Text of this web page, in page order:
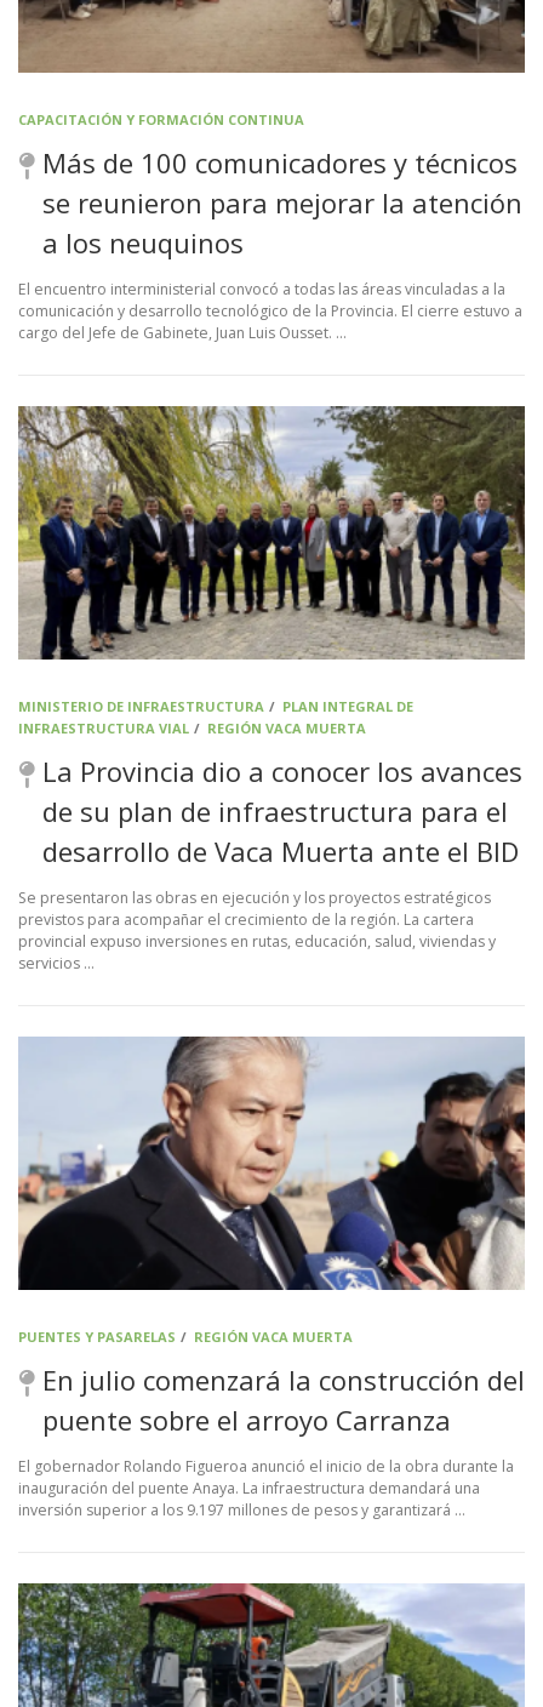
CAPACITACIÓN Y FORMACIÓN CONTINUA
Más de 100 comunicadores y técnicos
se reunieron para mejorar la atención
a los neuquinos
El encuentro interministerial convocó a todas las áreas vinculadas a la
comunicación y desarrollo tecnológico de la Provincia. El cierre estuvo a
cargo del Jefe de Gabinete, Juan Luis Ousset. …
MINISTERIO DE INFRAESTRUCTURA / PLAN INTEGRAL DE
INFRAESTRUCTURA VIAL / REGIÓN VACA MUERTA
La Provincia dio a conocer los avances
de su plan de infraestructura para el
desarrollo de Vaca Muerta ante el BID
Se presentaron las obras en ejecución y los proyectos estratégicos
previstos para acompañar el crecimiento de la región. La cartera
provincial expuso inversiones en rutas, educación, salud, viviendas y
servicios …
PUENTES Y PASARELAS / REGIÓN VACA MUERTA
En julio comenzará la construcción del
puente sobre el arroyo Carranza
El gobernador Rolando Figueroa anunció el inicio de la obra durante la
inauguración del puente Anaya. La infraestructura demandará una
inversión superior a los 9.197 millones de pesos y garantizará …